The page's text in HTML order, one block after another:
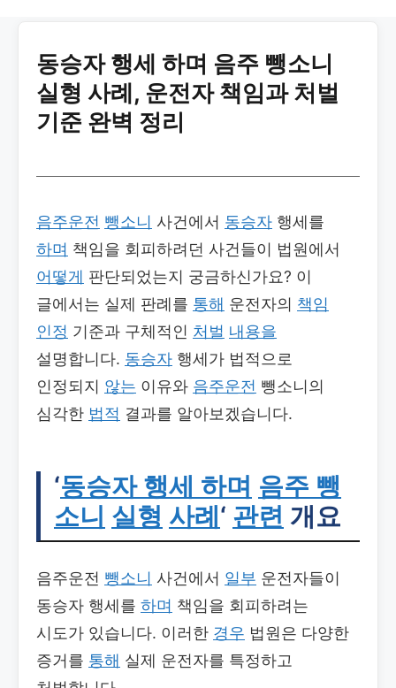
동승자 행세 하며 음주 뺑소니
실형 사례, 운전자 책임과 처벌
기준 완벽 정리
음주운전 뺑소니 사건에서 동승자 행세를
하며 책임을 회피하려던 사건들이 법원에서
어떻게 판단되었는지 궁금하신가요? 이
글에서는 실제 판례를 통해 운전자의 책임
인정 기준과 구체적인 처벌 내용을
설명합니다. 동승자 행세가 법적으로
인정되지 않는 이유와 음주운전 뺑소니의
심각한 법적 결과를 알아보겠습니다.
‘동승자 행세 하며 음주 뺑
소니 실형 사례 ‘ 관련 개요
음주운전 뺑소니 사건에서 일부 운전자들이
동승자 행세를 하며 책임을 회피하려는
시도가 있습니다. 이러한 경우 법원은 다양한
증거를 통해 실제 운전자를 특정하고